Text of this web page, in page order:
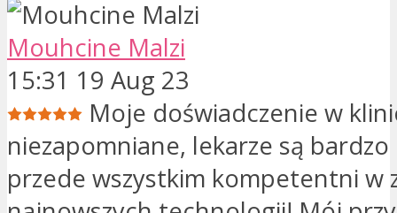
Mouhcine Malzi
15:31 19 Aug 23
Moje doświadczenie w
niezapomniane, lekarze są bardzo
przede wszystkim kompetentni w